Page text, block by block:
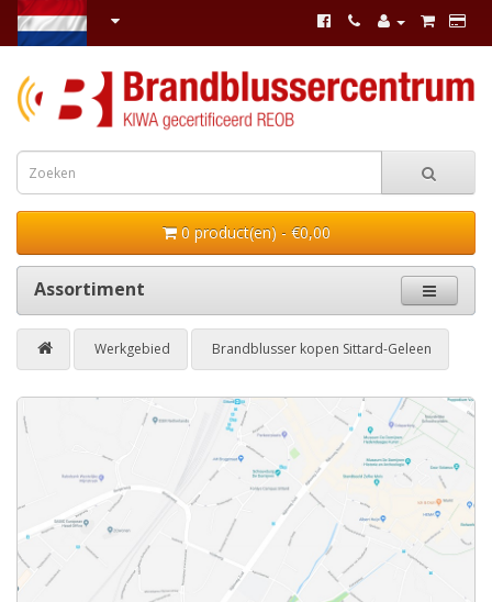
0 product(en) - €0,00
Assortiment
Werkgebied Brandblusser kopen Sittard-Geleen